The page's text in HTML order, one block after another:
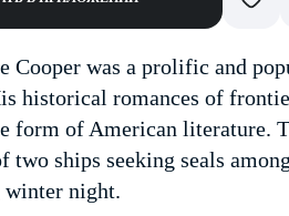
Cooper was a prolific and
historical romances of
form of American literature.
two ships seeking seals
winter night.